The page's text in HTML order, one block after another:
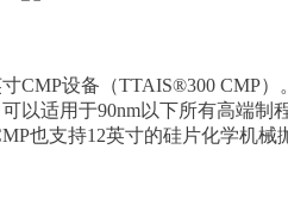
设备（TTAIS®300 CMP
适用于90nm以下所有高端
也支持12英寸的硅片化学机